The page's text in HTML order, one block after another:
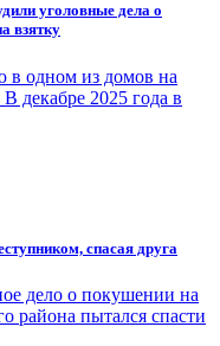
уголовные дела о
взятку
одном из домов на
декабре 2025 года в
спасая друга
дело о покушении на
района пытался спасти